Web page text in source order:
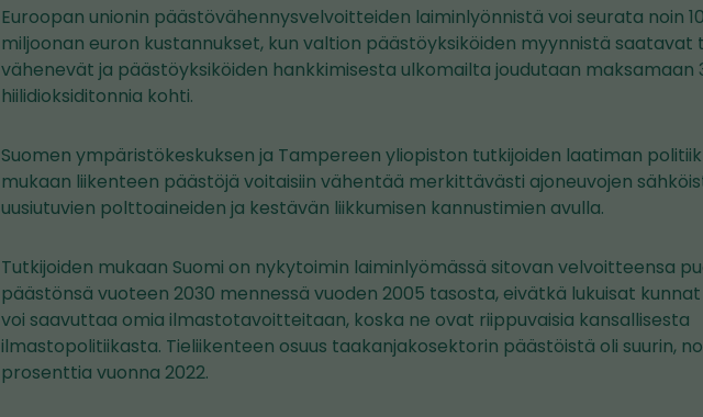
Euroopan unionin päästövähennysvelvoitteiden laiminlyönnistä voi seurata noin
miljoonan euron kustannukset, kun valtion päästöyksiköiden myynnistä saatavat
vähenevät ja päästöyksiköiden hankkimisesta ulkomailta joudutaan maksamaan
hiilidioksiditonnia kohti.
Suomen ympäristökeskuksen ja Tampereen yliopiston tutkijoiden laatiman
mukaan liikenteen päästöjä voitaisiin vähentää merkittävästi ajoneuvojen
uusiutuvien polttoaineiden ja kestävän liikkumisen kannustimien avulla.
Tutkijoiden mukaan Suomi on nykytoimin laiminlyömässä sitovan velvoitteensa
päästönsä vuoteen 2030 mennessä vuoden 2005 tasosta, eivätkä lukuisat
voi saavuttaa omia ilmastotavoitteitaan, koska ne ovat riippuvaisia kansallisesta
ilmastopolitiikasta. Tieliikenteen osuus taakanjakosektorin päästöistä oli suurin,
prosenttia vuonna 2022.